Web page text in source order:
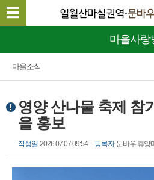
마을사랑
마을소식
영양 산나물 축제 참
을 홍보
작성일 2026.07.07 09:54 등록자 문바우 휴양